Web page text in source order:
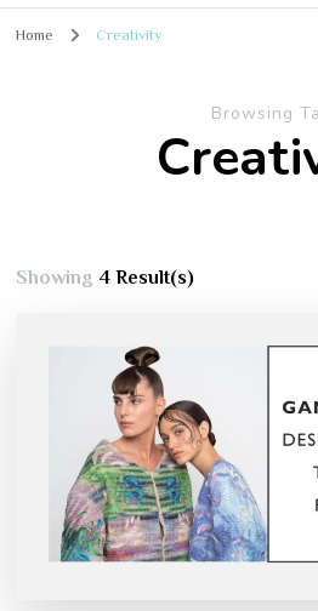
Home Creativity
Browsing
Showing 4 Result(s)